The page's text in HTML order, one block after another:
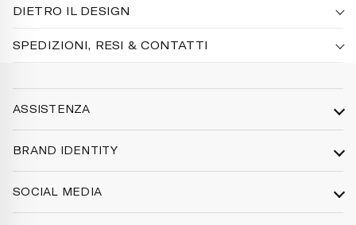
DIETRO IL DESIGN
SPEDIZIONI, RESI & CONTATTI
ASSISTENZA
Resi e rimborsi
BRAND IDENTITY
Lab Creativo
SOCIAL MEDIA